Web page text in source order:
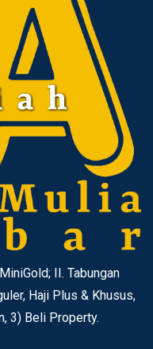
II. Tabungan
Haji Plus & Khusus,
3) Beli Property.